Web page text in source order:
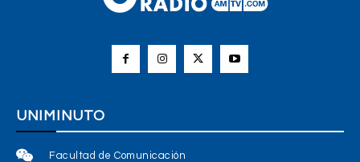
UNIMINUTO
Facultad de Comunicación